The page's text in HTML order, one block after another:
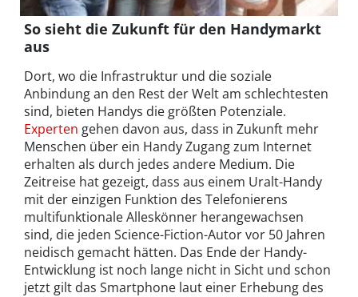
So sieht die Zukunft für den Handymarkt
aus
Dort, wo die Infrastruktur und die soziale
Anbindung an den Rest der Welt am schlechtesten
sind, bieten Handys die größten Potenziale.
Experten gehen davon aus, dass in Zukunft mehr
Menschen über ein Handy Zugang zum Internet
erhalten als durch jedes andere Medium. Die
Zeitreise hat gezeigt, dass aus einem Uralt-Handy
mit der einzigen Funktion des Telefonierens
multifunktionale Alleskönner herangewachsen
sind, die jeden Science-Fiction-Autor vor 50 Jahren
neidisch gemacht hätten. Das Ende der Handy-
Entwicklung ist noch lange nicht in Sicht und schon
jetzt gilt das Smartphone laut einer Erhebung des